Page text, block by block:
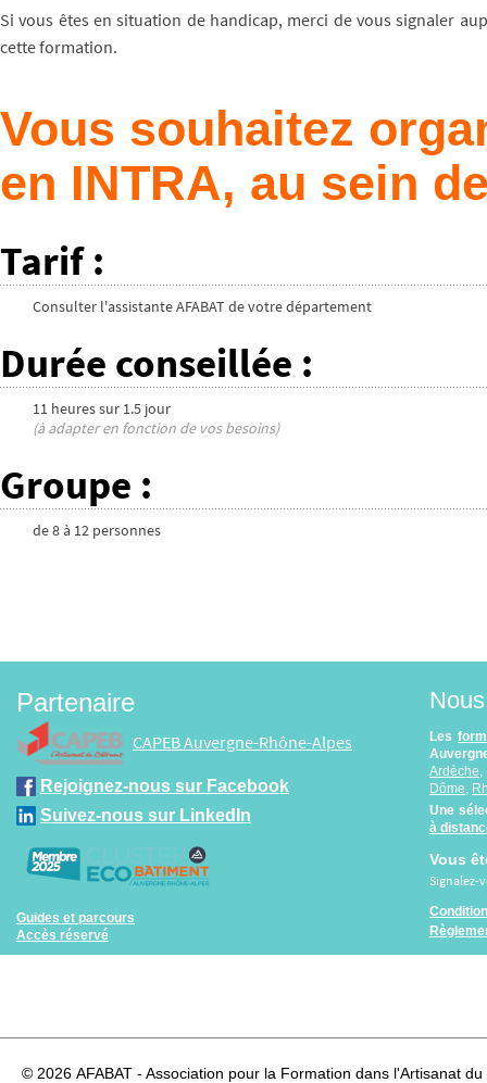
Si vous êtes en situation de handicap, merci de vous signaler
cette formation.
Vous souhaitez
en INTRA, au sein
Tarif :
Consulter l'assistante AFABAT de votre département
Durée conseillée :
11 heuressur 1.5 jour
(à adapter en fonction de vos besoins)
Groupe :
de8à 12 personnes
Partenaire
CAPEB Auvergne-Rhône-Alpes
Rejoignez-nous sur Facebook
Suivez-nous sur LinkedIn
Guides et parcours
Accès réservé
Les
Ardèche
Dôme
Une
à
Vous
Signalez-
© 2026 AFABAT - Association pour la Formation dans l'Artisanat du